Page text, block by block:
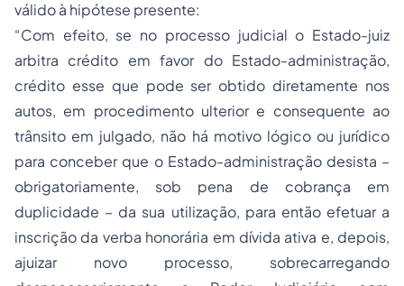
válido à hipótese presente:
“Com efeito, se no processo judicial o Estado-juiz
arbitra crédito em favor do Estado-administração,
crédito esse que pode ser obtido diretamente nos
autos, em procedimento ulterior e consequente ao
trânsito em julgado, não há motivo lógico ou jurídico
para conceber que o Estado-administração desista –
obrigatoriamente, sob pena de cobrança em
duplicidade – da sua utilização, para então efetuar a
inscrição da verba honorária em dívida ativa e, depois,
ajuizar novo processo, sobrecarregando